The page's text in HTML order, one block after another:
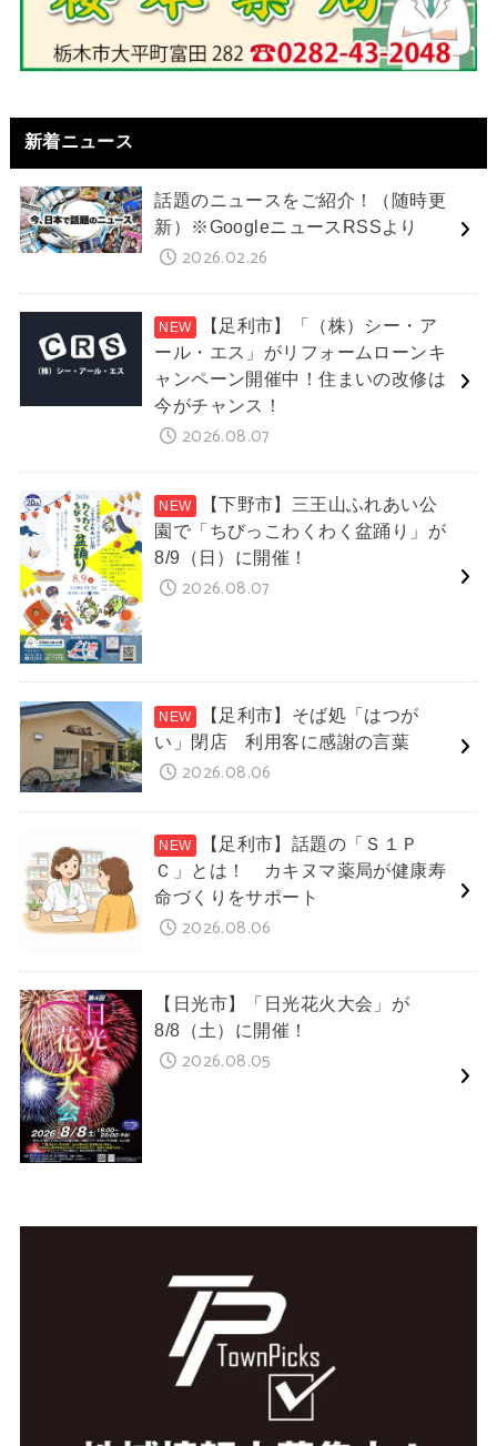
新着ニュース
話題のニュースをご紹介！（随時更
新）※GoogleニュースRSSより
2026.02.26
【足利市】「（株）シー・ア
ール・エス」がリフォームローンキ
ャンペーン開催中！住まいの改修は
今がチャンス！
2026.08.07
【下野市】三王山ふれあい公
園で「ちびっこわくわく盆踊り」が
8/9（日）に開催！
2026.08.07
【足利市】そば処「はつが
い」閉店 利用客に感謝の言葉
2026.08.06
【足利市】話題の「Ｓ１Ｐ
Ｃ」とは！ カキヌマ薬局が健康寿
命づくりをサポート
2026.08.06
【日光市】「日光花火大会」が
8/8（土）に開催！
2026.08.05